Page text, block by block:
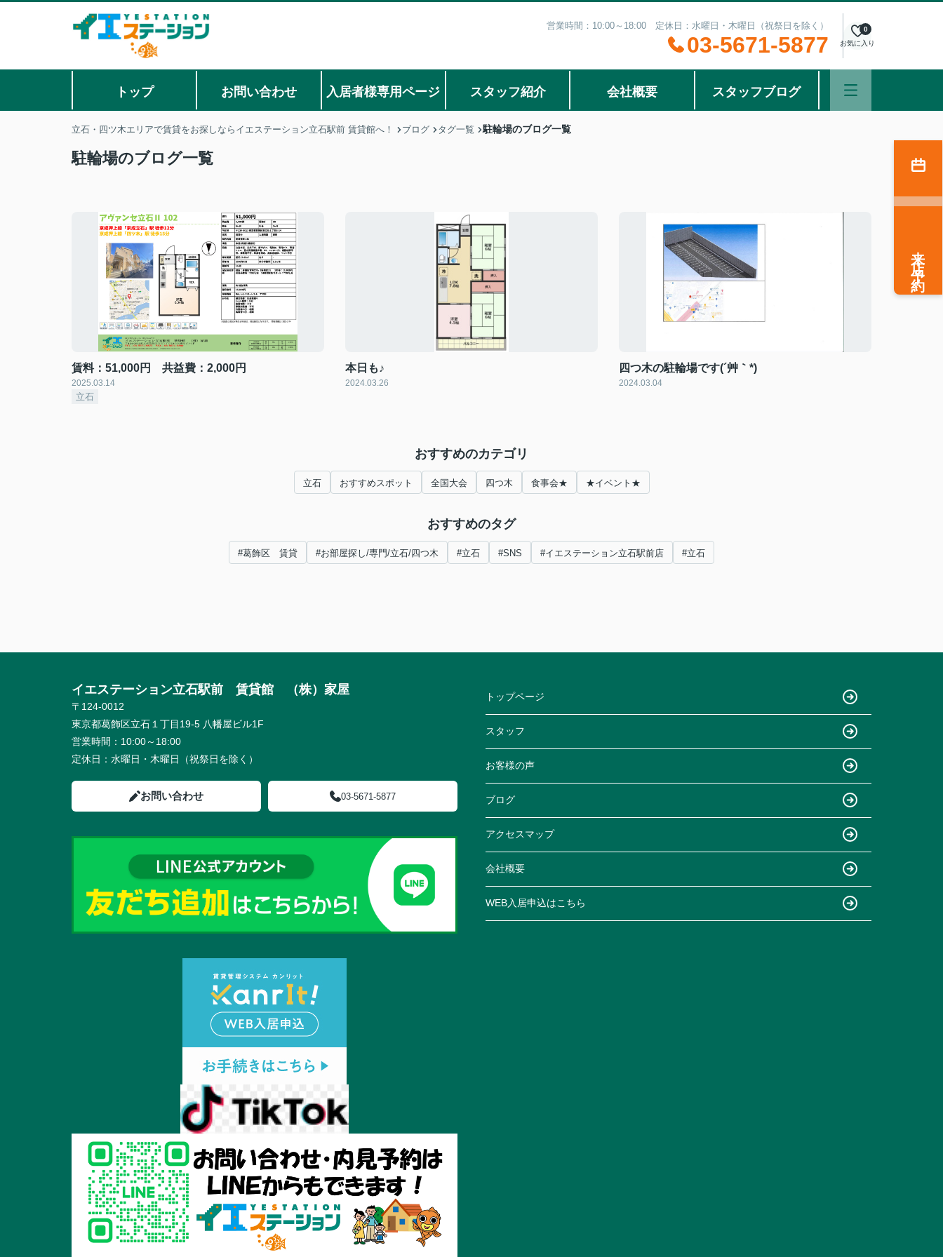
営業時間：10:00～18:00 定休日：水曜日・木曜日（祝祭日を除く）
03-5671-5877 お気に入り
0
トップ お問い合わせ 入居者様専用ページ スタッフ紹介 会社概要 スタッフブログ
立石・四ツ木エリアで賃貸をお探しならイエステーション立石駅前 賃貸館へ！ ブログ タグ一覧 駐輪場のブログ一覧
駐輪場のブログ一覧
賃料：51,000円 共益費：2,000円
2025.03.14
立石
本日も♪
2024.03.26
四つ木の駐輪場です(´艸｀*)
2024.03.04
おすすめのカテゴリ
立石 おすすめスポット 全国大会 四つ木 食事会★ ★イベント★
おすすめのタグ
#葛飾区 賃貸 #お部屋探し/専門/立石/四つ木 #立石 #SNS #イエステーション立石駅前店 #立石
来店予約
イエステーション立石駅前 賃貸館 （株）家屋
〒124-0012
東京都葛飾区立石１丁目19-5 八幡屋ビル1F
営業時間： 10:00～18:00
定休日： 水曜日・木曜日（祝祭日を除く）
お問い合わせ 03-5671-5877
トップページ
スタッフ
お客様の声
ブログ
アクセスマップ
会社概要
WEB入居申込はこちら